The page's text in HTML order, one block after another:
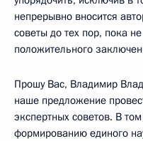
непрерывно вносится
советы до тех пор, пока
положительного
Прошу Вас, Владимир
наше предложение
экспертных советов. В
формированию единого